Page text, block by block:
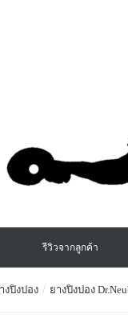
รีวิวจากลูกค้า
งปิงปอง ยางปิงปอง